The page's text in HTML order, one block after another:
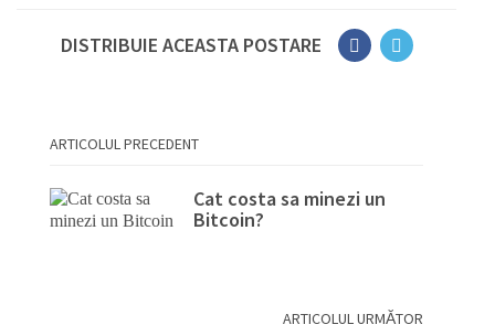
DISTRIBUIE ACEASTA POSTARE
ARTICOLUL PRECEDENT
Cat costa sa minezi un
Bitcoin?
ARTICOLUL URMĂTOR